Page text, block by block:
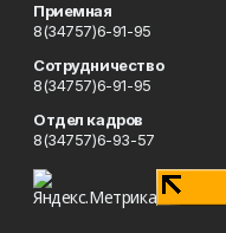
Приемная
8(34757)6-91-95
Сотрудничество
8(34757)6-91-95
Отдел кадров
8(34757)6-93-57